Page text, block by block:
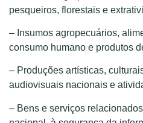
pesqueiros, florestais e
– Insumos agropecuários,
consumo humano e produtos
– Produções artísticas,
audiovisuais nacionais e
– Bens e serviços